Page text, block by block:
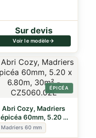
Sur devis
Voir le modèle
ÉPICÉA
Abri Cozy, Madriers
épicéa 60mm, 5.20 x
6.80m, 30m²
Madriers 60 mm